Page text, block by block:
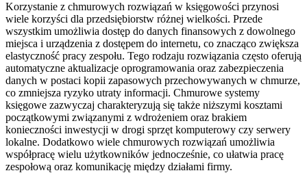
Korzystanie z chmurowych rozwiązań w księgowości przynosi
wiele korzyści dla przedsiębiorstw różnej wielkości. Przede
wszystkim umożliwia dostęp do danych finansowych z dowolnego
miejsca i urządzenia z dostępem do internetu, co znacząco zwiększa
elastyczność pracy zespołu. Tego rodzaju rozwiązania często oferują
automatyczne aktualizacje oprogramowania oraz zabezpieczenia
danych w postaci kopii zapasowych przechowywanych w chmurze,
co zmniejsza ryzyko utraty informacji. Chmurowe systemy
księgowe zazwyczaj charakteryzują się także niższymi kosztami
początkowymi związanymi z wdrożeniem oraz brakiem
konieczności inwestycji w drogi sprzęt komputerowy czy serwery
lokalne. Dodatkowo wiele chmurowych rozwiązań umożliwia
współpracę wielu użytkowników jednocześnie, co ułatwia pracę
zespołową oraz komunikację między działami firmy.